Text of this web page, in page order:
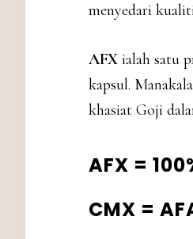
menyedari
AFX ialah satu
kapsul. Manakala
khasiat Goji
AFX =
CMX =